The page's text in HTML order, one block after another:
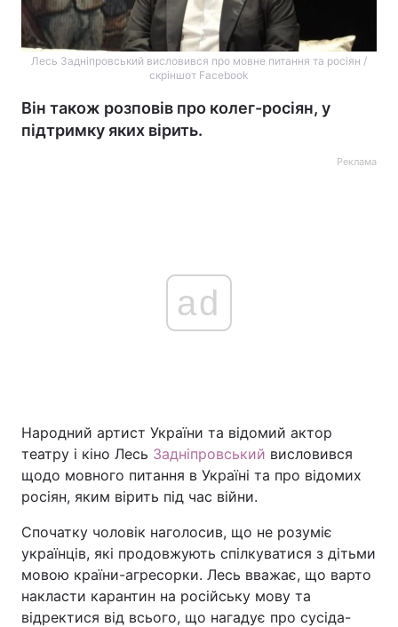
Лесь Задніпровський висловився про мовне питання та росіян /
скріншот Facebook
Він також розповів про колег-росіян, у
підтримку яких вірить.
Реклама
ad
Народний артист України та відомий актор
театру і кіно Лесь Задніпровський висловився
щодо мовного питання в Україні та про відомих
росіян, яким вірить під час війни.
Спочатку чоловік наголосив, що не розуміє
українців, які продовжують спілкуватися з дітьми
мовою країни-агресорки. Лесь вважає, що варто
накласти карантин на російську мову та
відректися від всього, що нагадує про сусіда-